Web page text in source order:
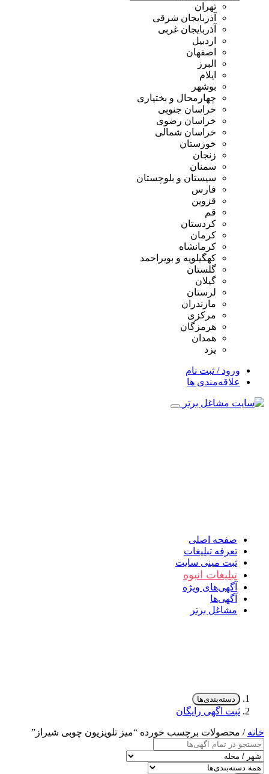
تهران
آذربایجان شرقی
آذربایجان غربی
اردبیل
اصفهان
البرز
ایلام
بوشهر
چهارمحال و بختیاری
خراسان جنوبی
خراسان رضوی
خراسان شمالی
خوزستان
زنجان
سمنان
سیستان و بلوچستان
فارس
قزوین
قم
کردستان
کرمان
کرمانشاه
کهگیلویه و بویراحمد
گلستان
گیلان
لرستان
مازندران
مرکزی
هرمزگان
همدان
یزد
ورود / ثبت نام
علاقه‌مندی ها
صفحه اصلی
تعرفه تبلیغات
ثبت مینی سایت
تبلیغات انبوه
آگهی‌های ویژه
آگهی‌ها
مشاغل برتر
دسته‌بندی‌ها
ثبت اگهی رایگان
خانه / محصولات برچسب خورده “میز تلویزیون چوبی شیراز”